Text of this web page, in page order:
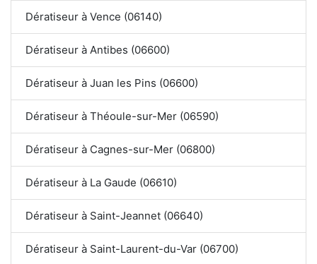
Dératiseur à Vence (06140)
Dératiseur à Antibes (06600)
Dératiseur à Juan les Pins (06600)
Dératiseur à Théoule-sur-Mer (06590)
Dératiseur à Cagnes-sur-Mer (06800)
Dératiseur à La Gaude (06610)
Dératiseur à Saint-Jeannet (06640)
Dératiseur à Saint-Laurent-du-Var (06700)